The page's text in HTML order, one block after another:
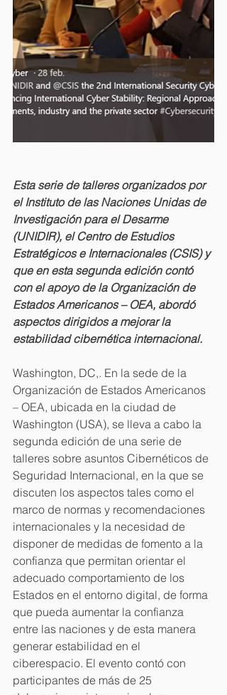
Esta serie de talleres organizados por
el Instituto de las Naciones Unidas de
Investigación para el Desarme
(UNIDIR), el Centro de Estudios
Estratégicos e Internacionales (CSIS) y
que en esta segunda edición contó
con el apoyo de la Organización de
Estados Americanos – OEA, abordó
aspectos dirigidos a mejorar la
estabilidad cibernética internacional.
Washington, DC,. En la sede de la
Organización de Estados Americanos
– OEA, ubicada en la ciudad de
Washington (USA), se lleva a cabo la
segunda edición de una serie de
talleres sobre asuntos Cibernéticos de
Seguridad Internacional, en la que se
discuten los aspectos tales como el
marco de normas y recomendaciones
internacionales y la necesidad de
disponer de medidas de fomento a la
confianza que permitan orientar el
adecuado comportamiento de los
Estados en el entorno digital, de forma
que pueda aumentar la confianza
entre las naciones y de esta manera
generar estabilidad en el
ciberespacio. El evento contó con
participantes de más de 25